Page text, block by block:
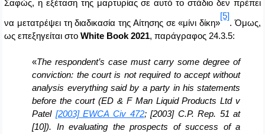
Σαφώς, η εξέταση της μαρτυρίας σε αυτό το στάδιο δεν πρέπει
να μετατρέψει τη διαδικασία της Αίτησης σε «μίνι δίκη»
[5]
. Όμως,
ως επεξηγείται στο White Book 2021, παράγραφος 24.3.5:
«The respondent’s case must carry some degree of
conviction: the court is not required to accept without
analysis everything said by a party in his statements
before the court (ED & F Man Liquid Products Ltd v
Patel [2003] EWCA Civ 472; [2003] C.P. Rep. 51 at
[10]). In evaluating the prospects of success of a